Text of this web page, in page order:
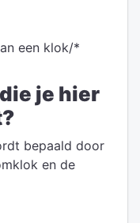
een klok/*
je hier
bepaald door
en de